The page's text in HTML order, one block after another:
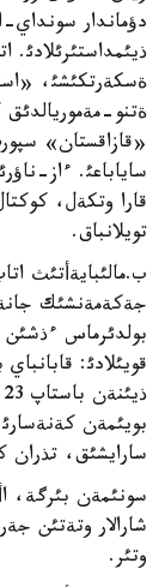
دؤماندار سونداي-
ذيئمداستئرئلادئ.
ةسكةرتكئشئ،
ةتنو-
«قازاقستان»
ساياباعئ. ءاز-
قارا وتكةل،
تويلانباق.
ب.مالئبايةأتئث
جةكةمةنشئك
بولدئرماس ءذشئن
قويئلادئ:
بويئمةن
سارايشئق، تذران
سونئمةن بئرگة،
شارالار وتةتئن
وتئر.